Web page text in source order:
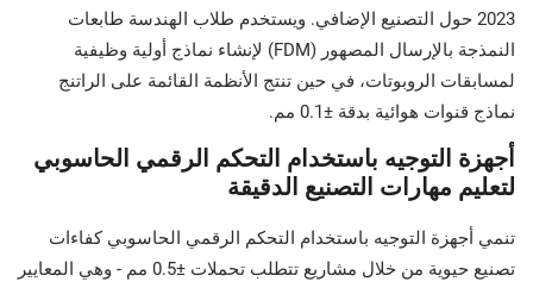
2023 حول التصنيع الإضافي. ويستخدم طلاب الهندسة طابعات
النمذجة بالإرسال المصهور (FDM) لإنشاء نماذج أولية وظيفية
لمسابقات الروبوتات، في حين تنتج الأنظمة القائمة على الراتنج
نماذج قنوات هوائية بدقة ±0.1 مم.
أجهزة التوجيه باستخدام التحكم الرقمي الحاسوبي
لتعليم مهارات التصنيع الدقيقة
تنمي أجهزة التوجيه باستخدام التحكم الرقمي الحاسوبي كفاءات
تصنيع حيوية من خلال مشاريع تتطلب تحملات ±0.5 مم - وهي المعايير